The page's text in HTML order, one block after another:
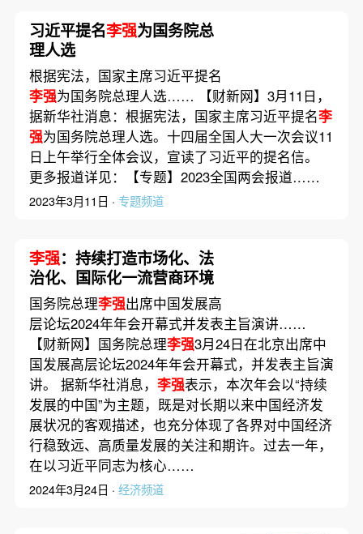
习近平提名李强为国务院总
理人选
根据宪法，国家主席习近平提名
李强为国务院总理人选…… 【财新网】3月11日，
据新华社消息：根据宪法，国家主席习近平提名李
强为国务院总理人选。十四届全国人大一次会议11
日上午举行全体会议，宣读了习近平的提名信。
更多报道详见：【专题】2023全国两会报道……
2023年3月11日 · 专题频道
李强：持续打造市场化、法
治化、国际化一流营商环境
国务院总理李强出席中国发展高
层论坛2024年年会开幕式并发表主旨演讲……
【财新网】国务院总理李强3月24日在北京出席中
国发展高层论坛2024年年会开幕式，并发表主旨演
讲。 据新华社消息， 李强表示，本次年会以“持续
发展的中国”为主题，既是对长期以来中国经济发
展状况的客观描述，也充分体现了各界对中国经济
行稳致远、高质量发展的关注和期许。过去一年，
在以习近平同志为核心……
2024年3月24日 · 经济频道